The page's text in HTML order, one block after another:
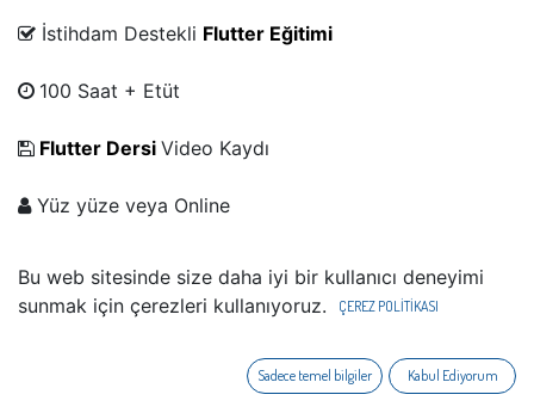
İstihdam Destekli Flutter Eğitim​i
100 Saat + Etüt
Flutter Dersi Video Kaydı
​ Yüz yüze veya Online
​ Uluslararası Sertifikalar
Tam Öğrenme Modeli İle Eğitim
Bu web sitesinde size daha iyi bir kullanıcı deneyimi
sunmak için çerezleri kullanıyoruz.
ÇEREZ POLİTİKASI
Sadece temel bilgiler Kabul Ediyorum